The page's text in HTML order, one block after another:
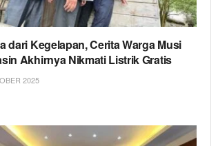
dari Kegelapan, Cerita Warga Musi
Akhirnya Nikmati Listrik Gratis
2025